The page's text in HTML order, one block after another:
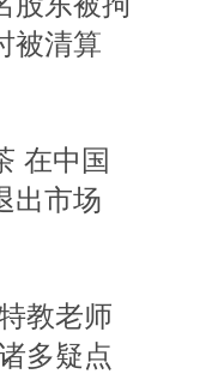
被清算
在中国
出市场
教老师
多疑点